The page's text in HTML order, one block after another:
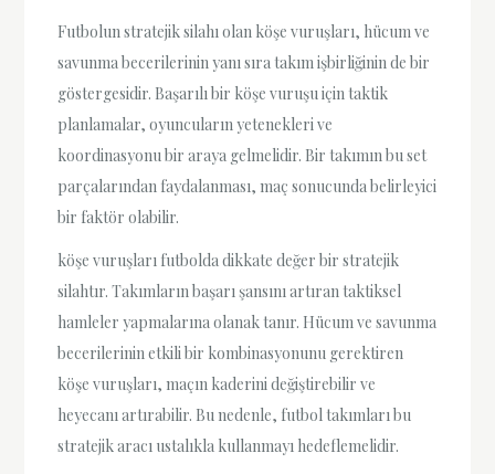
Futbolun stratejik silahı olan köşe vuruşları, hücum ve
savunma becerilerinin yanı sıra takım işbirliğinin de bir
göstergesidir. Başarılı bir köşe vuruşu için taktik
planlamalar, oyuncuların yetenekleri ve
koordinasyonu bir araya gelmelidir. Bir takımın bu set
parçalarından faydalanması, maç sonucunda belirleyici
bir faktör olabilir.
köşe vuruşları futbolda dikkate değer bir stratejik
silahtır. Takımların başarı şansını artıran taktiksel
hamleler yapmalarına olanak tanır. Hücum ve savunma
becerilerinin etkili bir kombinasyonunu gerektiren
köşe vuruşları, maçın kaderini değiştirebilir ve
heyecanı artırabilir. Bu nedenle, futbol takımları bu
stratejik aracı ustalıkla kullanmayı hedeflemelidir.